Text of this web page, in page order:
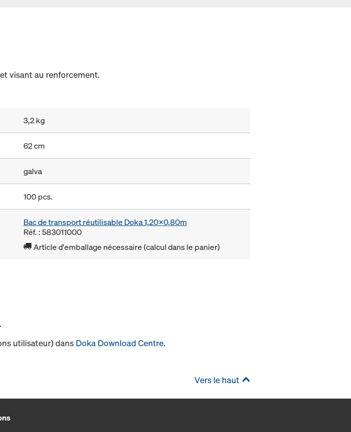
visant au renforcement.
3,2 kg
62 cm
galva
100 pcs.
Bac de transport réutilisable Doka 1,20x0,80m
Réf. : 583011000
Article d'emballage nécessaire (calcul dans le panier)
.
utilisateur) dans Doka Download Centre.
Vers le haut